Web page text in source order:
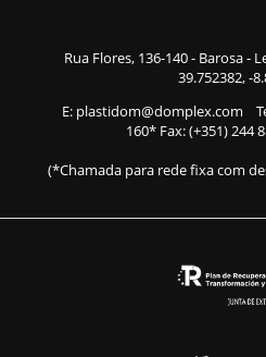
Rua Flores, 136-140- Barosa -
39.752382, -
E: plastidom@domplex.com
160* Fax: (+351) 244
(*Chamada para rede fixa com